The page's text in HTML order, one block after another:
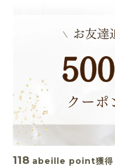
118 abeille point獲得